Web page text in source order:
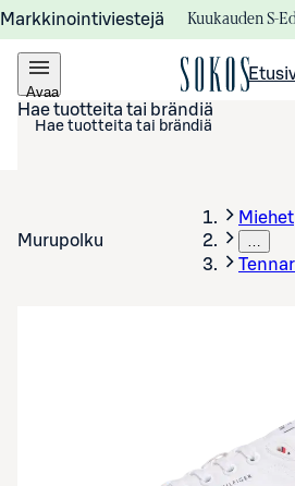
Markkinointiviestejä Kuukauden S-
Avaa
valikko
Hae tuotteita tai brändiä
Murupolku
Miehet
…